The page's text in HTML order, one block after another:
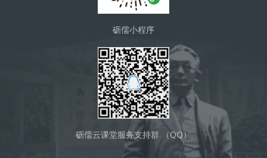
砺儒小程序
砺儒云课堂服务支持群 （QQ）